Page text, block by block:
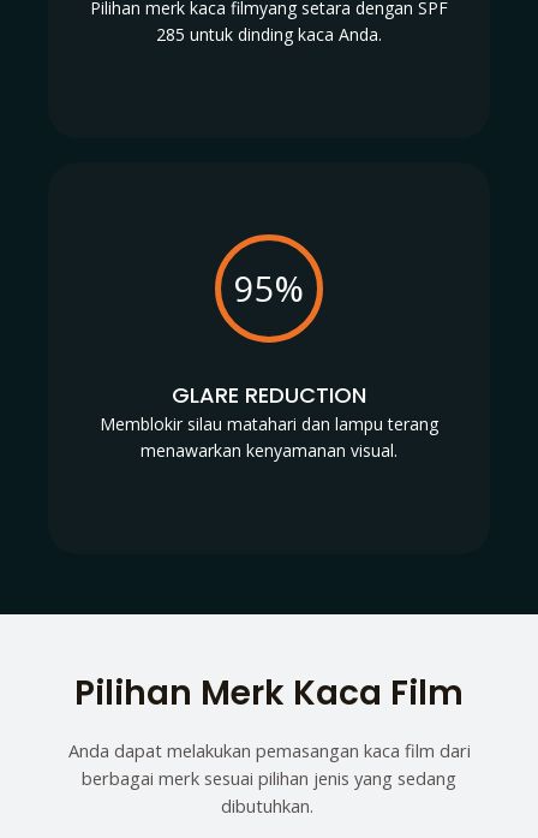
Pilihan merk kaca filmyang setara dengan SPF
285 untuk dinding kaca Anda.
95%
GLARE REDUCTION
Memblokir silau matahari dan lampu terang
menawarkan kenyamanan visual.
Pilihan Merk Kaca Film
Anda dapat melakukan pemasangan kaca film dari
berbagai merk sesuai pilihan jenis yang sedang
dibutuhkan.